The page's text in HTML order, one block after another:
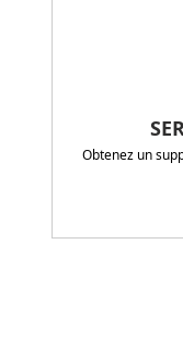
Obtenez un